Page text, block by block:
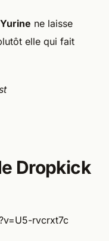
Yurine ne laisse
elle qui fait
Dropkick
rvcrxt7c